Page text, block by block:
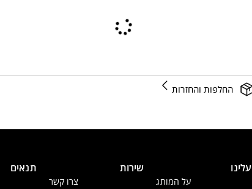
החלפות והחזרות
עלינו
על המותג
שירות
צרו קשר
תנאים